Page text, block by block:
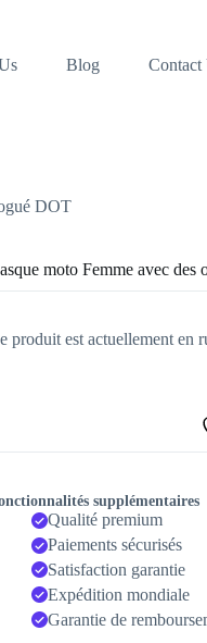
Blog Contact
DOT
moto Femme avec
produit est actuellement en
supplémentaires
Qualité premium
Paiements sécurisés
Satisfaction garantie
Expédition mondiale
Garantie de